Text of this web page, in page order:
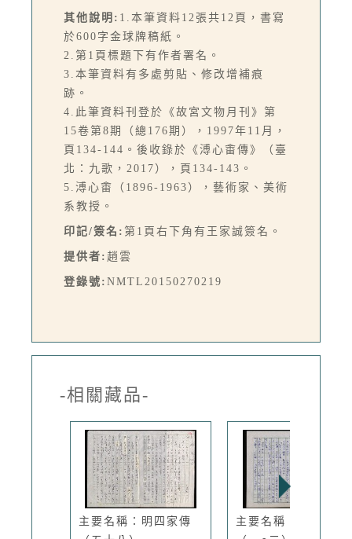
其他說明: 1.本筆資料12張共12頁，書寫
於600字金球牌稿紙。
2.第1頁標題下有作者署名。
3.本筆資料有多處剪貼、修改增補痕
跡。
4.此筆資料刊登於《故宮文物月刊》第
15卷第8期（總176期），1997年11月，
頁134-144。後收錄於《溥心畬傳》（臺
北：九歌，2017），頁134-143。
5.溥心畬（1896-1963），藝術家、美術
系教授。
印記/簽名: 第1頁右下角有王家誠簽名。
提供者: 趙雲
登錄號: NMTL20150270219
-相關藏品-
主要名稱：明四家傳
主要名稱：明四家傳